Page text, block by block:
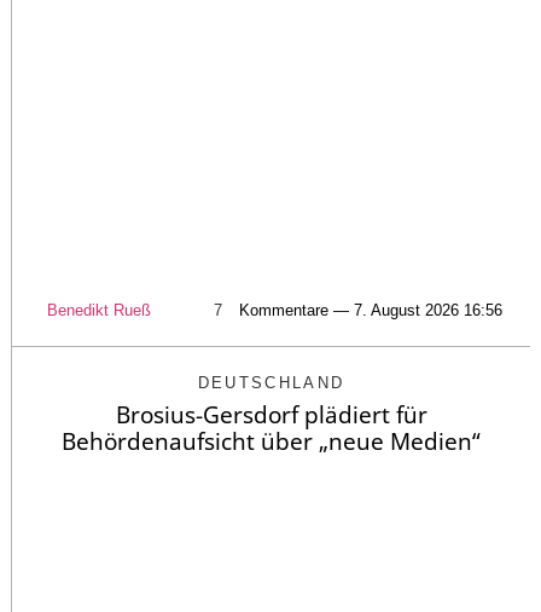
Benedikt Rueß 7 Kommentare — 7. August 2026 16:56
DEUTSCHLAND
Brosius-Gersdorf plädiert für
Behördenaufsicht über „neue Medien“